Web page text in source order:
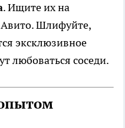
. Ищите их на
Авито. Шлифуйте,
эксклюзивное
любоваться соседи.